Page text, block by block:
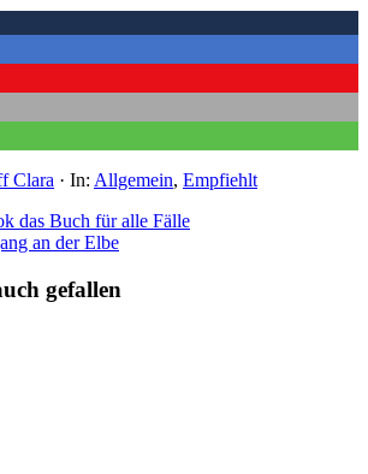
Clara · In: Allgemein, Empfiehlt
das Buch für alle Fälle
an der Elbe
gefallen